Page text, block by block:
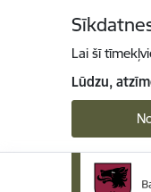
Lai šī
Lūdzu,